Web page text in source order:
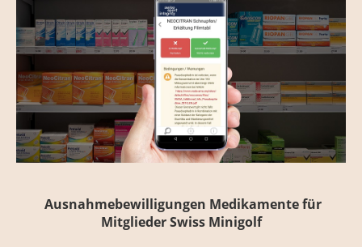
Ausnahmebewilligungen Medikamente für
Mitglieder Swiss Minigolf